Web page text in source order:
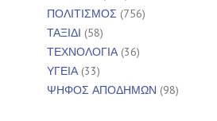
ΠΟΛΙΤΙΣΜΟΣ (756)
ΤΑΞΙΔΙ (58)
ΤΕΧΝΟΛΟΓΙΑ(36)
ΥΓΕΙΑ(33)
ΨΗΦΟΣ ΑΠΟΔΗΜΩΝ (98)